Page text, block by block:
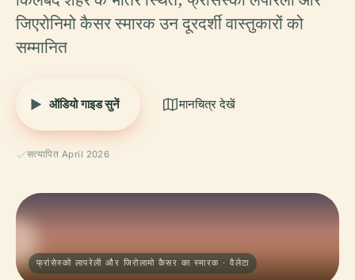
जिएरोनिमो कैसर स्मारक उन दूरदर्शी वास्तुकारों को
सम्मानित
ऑडियो गाइड सुनें मानचित्र देखें
सत्यापित April 2026
फ्रांसेस्को लापरेली और जिरोलामो कैसर का स्मारक · वैलेटा